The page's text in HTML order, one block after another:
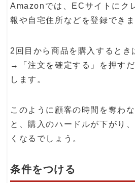
Amazonでは、ECサイトにク
報や自宅住所などを登録できま
2回目から商品を購入するとき
→「注文を確定する」を押す
します。
このように顧客の時間を奪わ
と、購入のハードルが下がり
くなるでしょう。
条件をつける